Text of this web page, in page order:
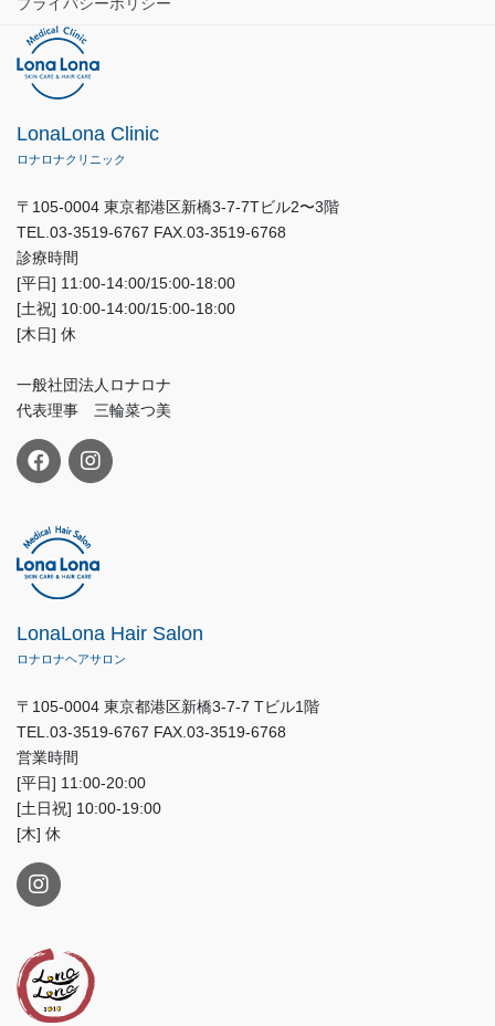
LonaLona Clinic
ロナロナクリニック
〒105-0004 東京都港区新橋3-7-7Tビル2〜3階
TEL.03-3519-6767 FAX.03-3519-6768
診療時間
[平日] 11:00-14:00/15:00-18:00
[土祝] 10:00-14:00/15:00-18:00
[木日] 休
一般社団法人ロナロナ
代表理事 三輪菜つ美
LonaLona Hair Salon
ロナロナヘアサロン
〒105-0004 東京都港区新橋3-7-7 Tビル1階
TEL.03-3519-6767 FAX.03-3519-6768
営業時間
[平日] 11:00-20:00
[土日祝] 10:00-19:00
[木] 休